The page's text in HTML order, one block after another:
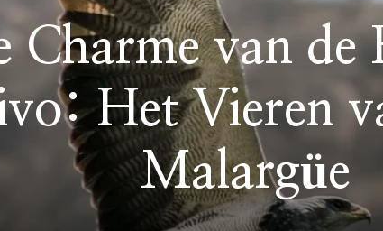
Charme van de
Het Vieren
Malargüe